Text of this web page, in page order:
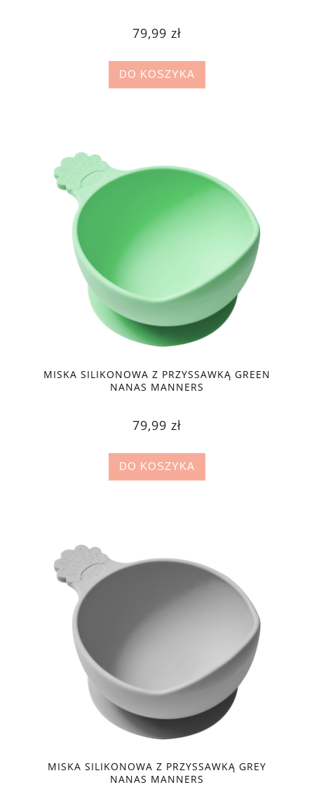
79,99 zł
DO KOSZYKA
MISKA SILIKONOWA Z PRZYSSAWKĄ GREEN
NANAS MANNERS
79,99 zł
DO KOSZYKA
MISKA SILIKONOWA Z PRZYSSAWKĄ GREY
NANAS MANNERS